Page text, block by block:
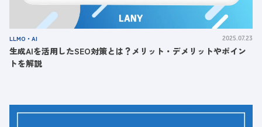
LLMO・AI 2025.07.23
生成AIを活用したSEO対策とは？メリット・デメリットやポイン
トを解説